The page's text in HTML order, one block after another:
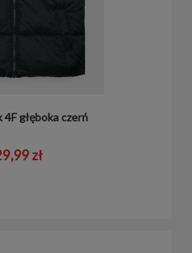
głęboka czerń
zł